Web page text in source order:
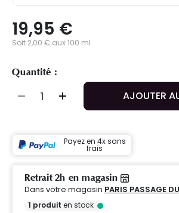
19,95 €
Soit 2,00 € aux 100 ml
Quantité :
AJOUTER
Payez en 4x sans
frais
Retrait 2h en magasin
Dans votre magasin PARIS PASSAGE
1 produit en stock